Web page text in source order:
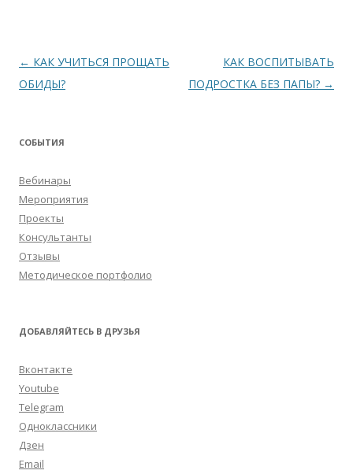
Навигация
по
← КАК УЧИТЬСЯ ПРОЩАТЬ
ОБИДЫ?
КАК ВОСПИТЫВАТЬ
ПОДРОСТКА БЕЗ ПАПЫ? →
СОБЫТИЯ
Вебинары
Мероприятия
Проекты
Консультанты
Отзывы
Методическое портфолио
ДОБАВЛЯЙТЕСЬ В ДРУЗЬЯ
Вконтакте
Youtube
Telegram
Одноклассники
Дзен
Email